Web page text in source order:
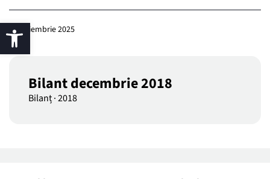
25 noiembrie 2025
Bilant decembrie 2018
Bilanț·2018